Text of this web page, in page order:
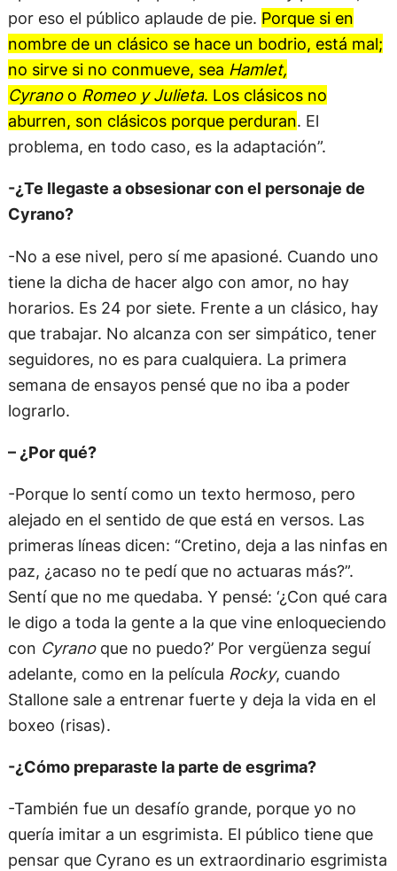
por eso el público aplaude de pie. Porque si en
nombre de un clásico se hace un bodrio, está mal;
no sirve si no conmueve, sea Hamlet,
Cyrano o Romeo y Julieta. Los clásicos no
aburren, son clásicos porque perduran. El
problema, en todo caso, es la adaptación”.
-¿Te llegaste a obsesionar con el personaje de
Cyrano?
-No a ese nivel, pero sí me apasioné. Cuando uno
tiene la dicha de hacer algo con amor, no hay
horarios. Es 24 por siete. Frente a un clásico, hay
que trabajar. No alcanza con ser simpático, tener
seguidores, no es para cualquiera. La primera
semana de ensayos pensé que no iba a poder
lograrlo.
– ¿Por qué?
-Porque lo sentí como un texto hermoso, pero
alejado en el sentido de que está en versos. Las
primeras líneas dicen: “Cretino, deja a las ninfas en
paz, ¿acaso no te pedí que no actuaras más?”.
Sentí que no me quedaba. Y pensé: ‘¿Con qué cara
le digo a toda la gente a la que vine enloqueciendo
con Cyranoque no puedo?’ Por vergüenza seguí
adelante, como en la película Rocky, cuando
Stallone sale a entrenar fuerte y deja la vida en el
boxeo (risas).
-¿Cómo preparaste la parte de esgrima?
-También fue un desafío grande, porque yo no
quería imitar a un esgrimista. El público tiene que
pensar que Cyrano es un extraordinario esgrimista